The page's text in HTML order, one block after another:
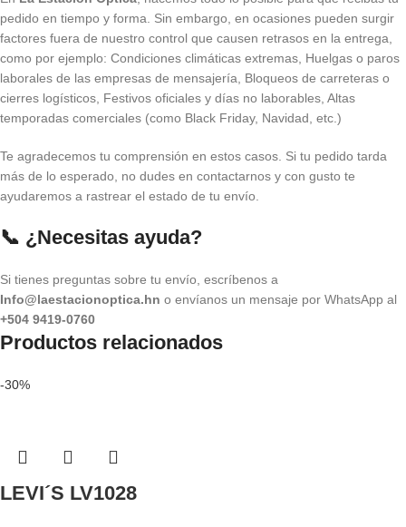
pedido en tiempo y forma. Sin embargo, en ocasiones pueden surgir
factores fuera de nuestro control que causen retrasos en la entrega,
como por ejemplo: Condiciones climáticas extremas, Huelgas o paros
laborales de las empresas de mensajería, Bloqueos de carreteras o
cierres logísticos, Festivos oficiales y días no laborables, Altas
temporadas comerciales (como Black Friday, Navidad, etc.)
Te agradecemos tu comprensión en estos casos. Si tu pedido tarda
más de lo esperado, no dudes en contactarnos y con gusto te
ayudaremos a rastrear el estado de tu envío.
📞 ¿Necesitas ayuda?
Si tienes preguntas sobre tu envío, escríbenos a
Info@laestacionoptica.hn o envíanos un mensaje por WhatsApp al
+504 9419-0760
Productos relacionados
-30%
LEVI´S LV1028